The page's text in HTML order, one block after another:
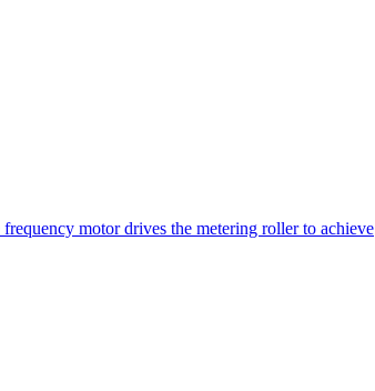
motor drives the metering roller to achieve